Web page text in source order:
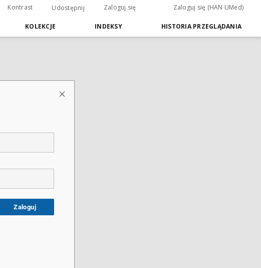
Kontrast Udostępnij Zaloguj się Zaloguj się (HAN UMed)
KOLEKCJE INDEKSY HISTORIA PRZEGLĄDANIA
Zaloguj